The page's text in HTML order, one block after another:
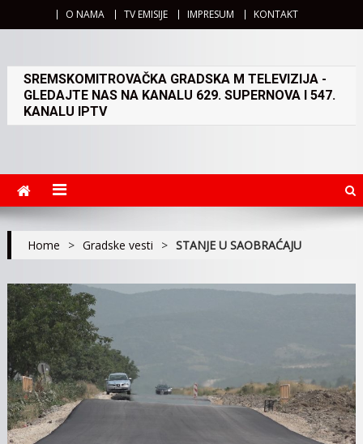
O NAMA TV EMISIJE IMPRESUM KONTAKT
SREMSKOMITROVAČKA GRADSKA M TELEVIZIJA -
GLEDAJTE NAS NA KANALU 629. SUPERNOVA I 547.
KANALU IPTV
Home > Gradske vesti > STANJE U SAOBRAĆAJU